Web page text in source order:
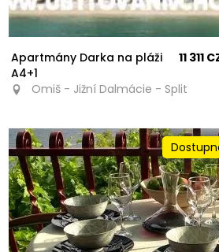
Apartmány Darka na pláži
A4+1
11 311
Omiš - Jižní Dalmácie - Split